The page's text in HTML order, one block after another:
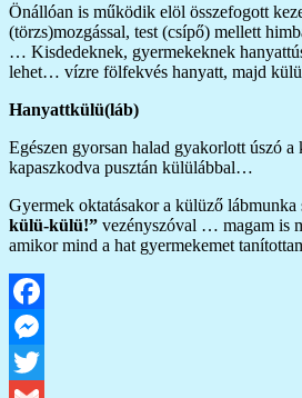
Önállóan is működik elöl összefogott
(törzs)mozgással, test (csípő) mellett
… Kisdedeknek, gyermekeknek
lehet… vízre fölfekvés hanyatt, majd
Hanyattkülü(láb)
Egészen gyorsan halad gyakorlott úszó a
kapaszkodva pusztán külülábbal…
Gyermek oktatásakor a külüző lábmunka
külü-külü!” vezényszóval … magam is
amikor mind a hat gyermekemet
Facebook
Messenger